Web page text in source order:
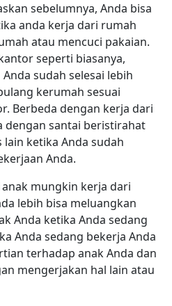
sebelumnya, Anda bisa
anda kerja dari rumah
atau mencuci pakaian.
seperti biasanya,
sudah selesai lebih
kerumah sesuai
Berbeda dengan kerja dari
dengan santai beristirahat
ketika Anda sudah
Anda.
mungkin kerja dari
lebih bisa meluangkan
Anda ketika Anda sedang
Anda sedang bekerja Anda
terhadap anak Anda dan
mengerjakan hal lain atau